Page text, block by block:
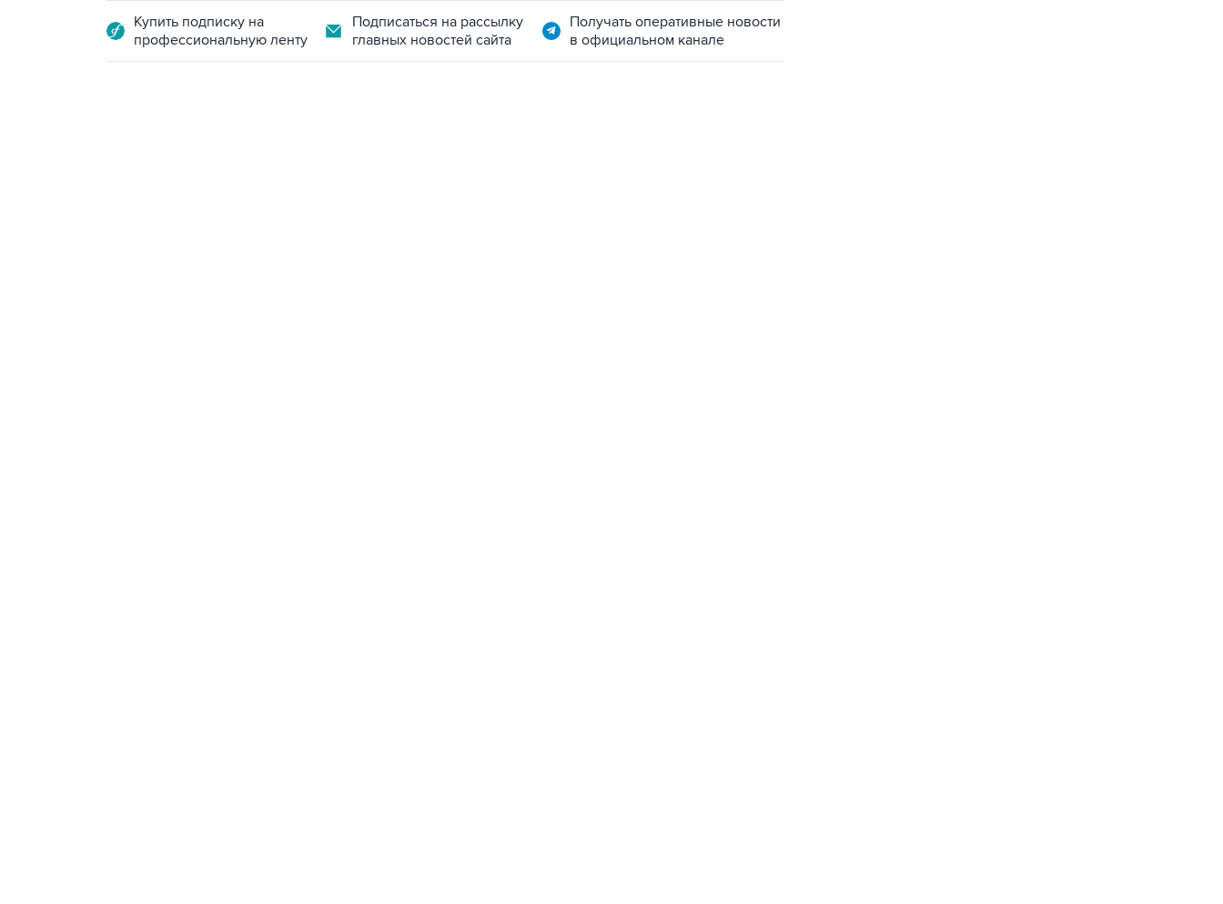
Купить подписку на
профессиональную ленту
Подписаться на рассылку
главных новостей сайта
Получать оперативные новости
в официальном канале